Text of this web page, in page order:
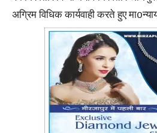
अग्रिम विधिक कार्यवाही करते हुए